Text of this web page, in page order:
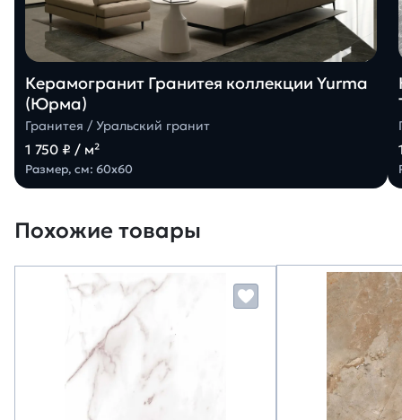
Керамогранит Гранитея коллекции Yurma
(Юрма)
Гранитея / Уральский гранит
1 750 ₽ / м²
Размер, см: 60х60
Похожие товары